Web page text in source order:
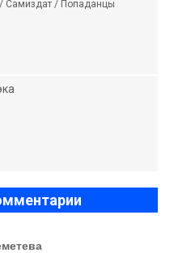
Самиздат / Попаданцы